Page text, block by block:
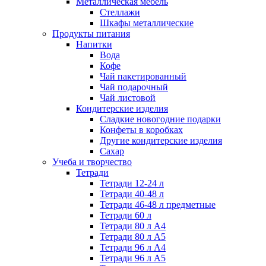
Стеллажи
Шкафы металлические
Продукты питания
Напитки
Вода
Кофе
Чай пакетированный
Чай подарочный
Чай листовой
Кондитерские изделия
Сладкие новогодние подарки
Конфеты в коробках
Другие кондитерские изделия
Сахар
Учеба и творчество
Тетради
Тетради 12-24 л
Тетради 40-48 л
Тетради 46-48 л предметные
Тетради 60 л
Тетради 80 л А4
Тетради 80 л А5
Тетради 96 л А4
Тетради 96 л А5